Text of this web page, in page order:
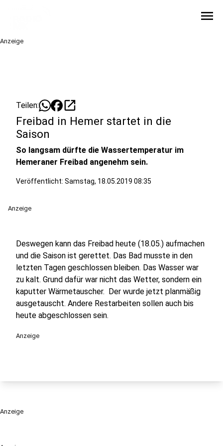
menu
Anzeige
Teilen: open_in_new
Freibad in Hemer startet in die
Saison
So langsam dürfte die Wassertemperatur im
Hemeraner Freibad angenehm sein.
Veröffentlicht: Samstag, 18.05.2019 08:35
Anzeige
Deswegen kann das Freibad heute (18.05.) aufmachen
und die Saison ist gerettet. Das Bad musste in den
letzten Tagen geschlossen bleiben. Das Wasser war
zu kalt. Grund dafür war nicht das Wetter, sondern ein
kaputter Wärmetauscher. Der wurde jetzt planmäßig
ausgetauscht. Andere Restarbeiten sollen auch bis
heute abgeschlossen sein.
Anzeige
Anzeige